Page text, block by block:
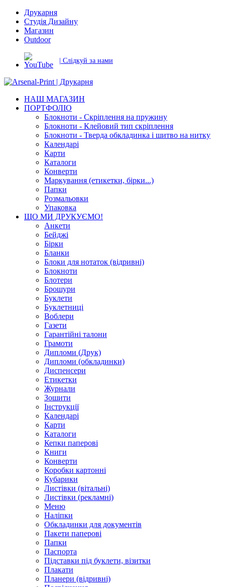
Друкарня
Студія Дизайну
Магазин
Outdoor
| Слідкуй за нами
НАШ МАГАЗИН
ПОРТФОЛІО
Блокноти - Скріплення на пружину
Блокноти - Клейовий тип скріплення
Блокноти - Тверда обкладинка і шитво на нитку
Календарі
Карти
Каталоги
Конверти
Маркування (етикетки, бірки...)
Папки
Розмальовки
Упаковка
ЩО МИ ДРУКУЄМО!
Анкети
Бейджі
Бірки
Бланки
Блоки для нотаток (відривні)
Блокноти
Блотери
Брошури
Буклети
Буклетниці
Воблери
Газети
Гарантійні талони
Грамоти
Дипломи (Друк)
Дипломи (обкладинки)
Диспенсери
Етикетки
Журнали
Зошити
Інструкції
Календарі
Карти
Каталоги
Кепки паперові
Книги
Конверти
Коробки картонні
Кубарики
Листівки (вітальні)
Листівки (рекламні)
Меню
Наліпки
Обкладинки для документів
Пакети паперові
Папки
Паспорта
Підставки під буклети, візитки
Плакати
Планери (відривні)